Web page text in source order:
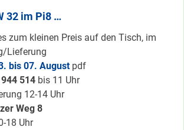
32 im Pi8 …
zum kleinen Preis auf den Tisch, im
Lieferung
bis 07. August pdf
4 514 bis 11 Uhr
12-14 Uhr
Weg 8
18 Uhr